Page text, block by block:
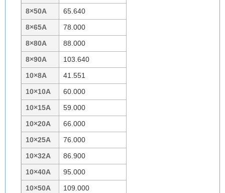
8×50A
65.640
8×65A
78.000
8×80A
88.000
8×90A
103.640
10×8A
41.551
10×10A
60.000
10×15A
59.000
10×20A
66.000
10×25A
76.000
10×32A
86.900
10×40A
95.000
10×50A
109.000